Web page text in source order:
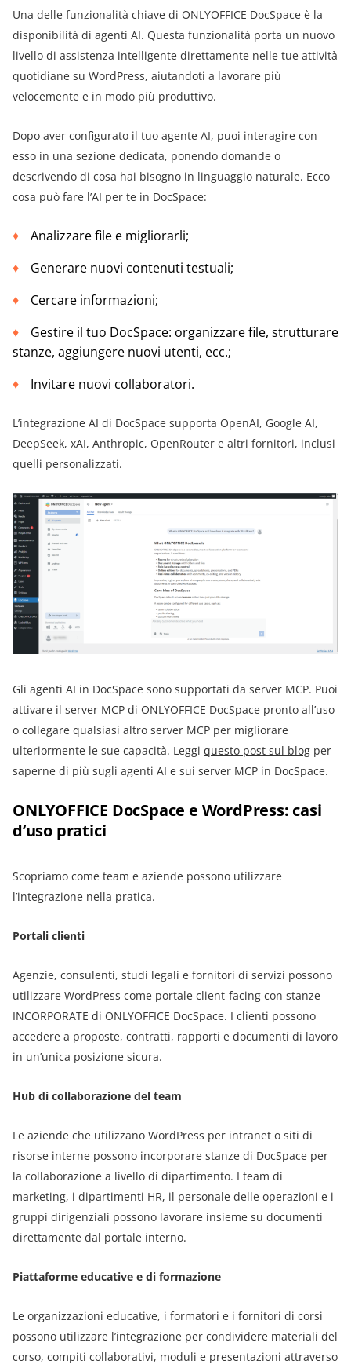
Una delle funzionalità chiave di ONLYOFFICE DocSpace è la
disponibilità di agenti AI. Questa funzionalità porta un nuovo
livello di assistenza intelligente direttamente nelle tue attività
quotidiane su WordPress, aiutandoti a lavorare più
velocemente e in modo più produttivo.
Dopo aver configurato il tuo agente AI, puoi interagire con
esso in una sezione dedicata, ponendo domande o
descrivendo di cosa hai bisogno in linguaggio naturale. Ecco
cosa può fare l’AI per te in DocSpace:
Analizzare file e migliorarli;
Generare nuovi contenuti testuali;
Cercare informazioni;
Gestire il tuo DocSpace: organizzare file, strutturare
stanze, aggiungere nuovi utenti, ecc.;
Invitare nuovi collaboratori.
L’integrazione AI di DocSpace supporta OpenAI, Google AI,
DeepSeek, xAI, Anthropic, OpenRouter e altri fornitori, inclusi
quelli personalizzati.
Gli agenti AI in DocSpace sono supportati da server MCP. Puoi
attivare il server MCP di ONLYOFFICE DocSpace pronto all’uso
o collegare qualsiasi altro server MCP per migliorare
ulteriormente le sue capacità. Leggi questo post sul blog per
saperne di più sugli agenti AI e sui server MCP in DocSpace.
ONLYOFFICE DocSpace e WordPress: casi
d’uso pratici
Scopriamo come team e aziende possono utilizzare
l’integrazione nella pratica.
Portali clienti
Agenzie, consulenti, studi legali e fornitori di servizi possono
utilizzare WordPress come portale client-facing con stanze
INCORPORATE di ONLYOFFICE DocSpace. I clienti possono
accedere a proposte, contratti, rapporti e documenti di lavoro
in un’unica posizione sicura.
Hub di collaborazione del team
Le aziende che utilizzano WordPress per intranet o siti di
risorse interne possono incorporare stanze di DocSpace per
la collaborazione a livello di dipartimento. I team di
marketing, i dipartimenti HR, il personale delle operazioni e i
gruppi dirigenziali possono lavorare insieme su documenti
direttamente dal portale interno.
Piattaforme educative e di formazione
Le organizzazioni educative, i formatori e i fornitori di corsi
possono utilizzare l’integrazione per condividere materiali del
corso, compiti collaborativi, moduli e presentazioni attraverso